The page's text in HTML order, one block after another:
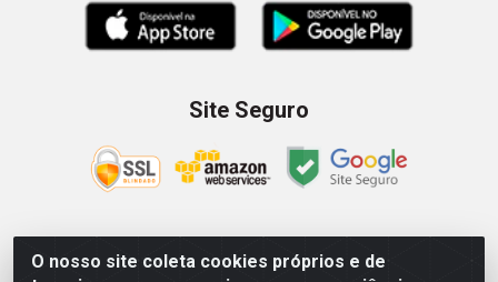
O nosso site coleta cookies próprios e de
Site Seguro
Zein Importação e Comércio LTDA - Av. Senador Queiróz, 274